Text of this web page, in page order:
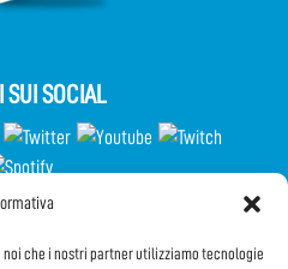
che i nostri partner utilizziamo tecnologie
SUI SOCIAL